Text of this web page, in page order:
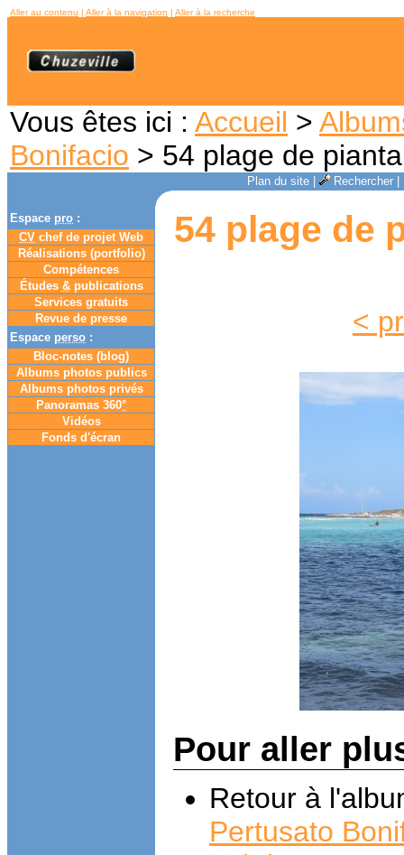
Aller au contenu | Aller à la navigation | Aller à la recherche
Vous êtes ici : Accueil >
Bonifacio > 54 plage de
Plan du site| Rechercher|
Espace pro :
CV chef de projet Web
Réalisations (portfolio)
Compétences
Études &publications
Services gratuits
Revue de presse
Espace perso :
Bloc-notes (blog)
Albums photos publics
Albums photos privés
Panoramas 360°
Vidéos
Fonds d'écran
54 plage de
<
Pour aller
Retour à
Pertusato